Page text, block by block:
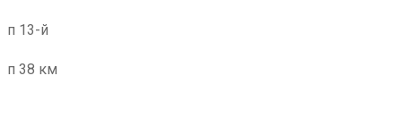
п 13-й
п 38 км